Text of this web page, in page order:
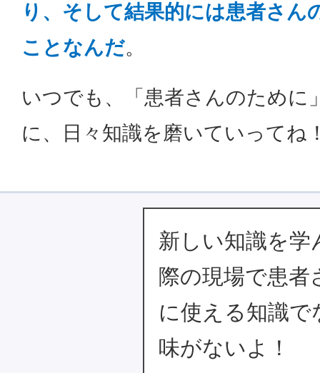
り、そして結果的には患者さん
ことなんだ。
いつでも、「患者さんのために
に、日々知識を磨いていってね
新しい知識を学
際の現場で患者
に使える知識で
味がないよ！